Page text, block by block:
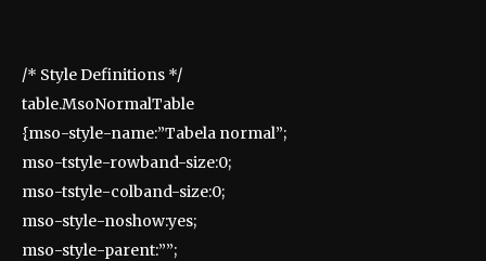
/* Style Definitions */
table.MsoNormalTable
{mso-style-name:”Tabela normal”;
mso-tstyle-rowband-size:0;
mso-tstyle-colband-size:0;
mso-style-noshow:yes;
mso-style-parent:””;